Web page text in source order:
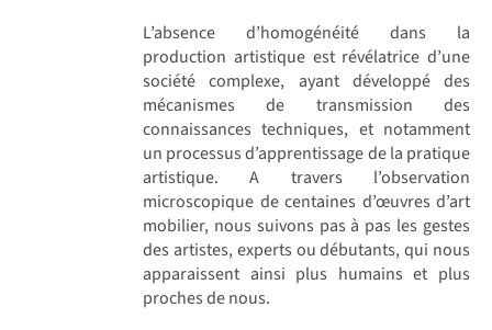
L’absence d’homogénéité dans la
production artistique est révélatrice d’une
société complexe, ayant développé des
mécanismes de transmission des
connaissances techniques, et notamment
un processus d’apprentissage de la pratique
artistique. A travers l’observation
microscopique de centaines d’œuvres d’art
mobilier, nous suivons pas à pas les gestes
des artistes, experts ou débutants, qui nous
apparaissent ainsi plus humains et plus
proches de nous.